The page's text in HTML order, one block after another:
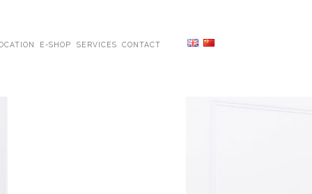
E-SHOP SERVICES CONTACT